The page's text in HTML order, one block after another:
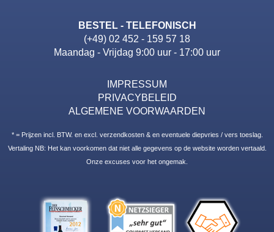
BESTEL - TELEFONISCH
(+49) 02 452 - 159 57 18
Maandag - Vrijdag 9:00 uur - 17:00 uur
IMPRESSUM
PRIVACYBELEID
ALGEMENE VOORWAARDEN
* = Prijzen incl. BTW. en excl. verzendkosten & en eventuele diepvries / vers toeslag.
Vertaling NB: Het kan voorkomen dat niet alle gegevens op de website worden vertaald.
Onze excuses voor het ongemak.